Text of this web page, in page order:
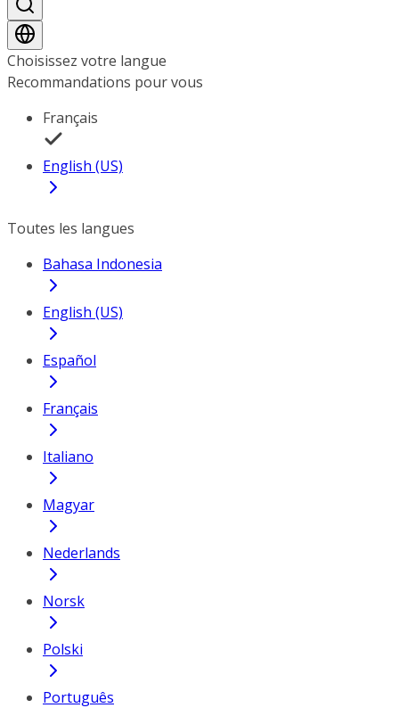
Choisissez votre langue
Recommandations pour vous
Français
English (US)
Toutes les langues
Bahasa Indonesia
English (US)
Español
Français
Italiano
Magyar
Nederlands
Norsk
Polski
Português